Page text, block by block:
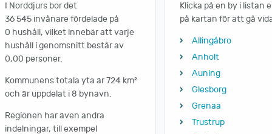
I Norddjurs bor det
36 545 invånare fördelade på
0 hushåll, vilket innebär att varje
hushåll i genomsnitt består av
0,00 personer.
Kommunens totala yta är 724 km²
och är uppdelat i 8 bynavn.
Regionen har även andra
indelningar, till exempel
Klicka på en by i listan
på kartan för att gå
Allingåbro
Anholt
Auning
Glesborg
Grenaa
Trustrup